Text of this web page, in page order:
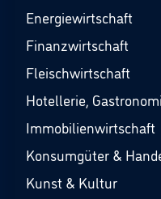
Energiewirtschaft
Finanzwirtschaft
Fleischwirtschaft
Hotellerie,
Immobilienwirtschaft
Konsumgüter &
Kunst & Kultur